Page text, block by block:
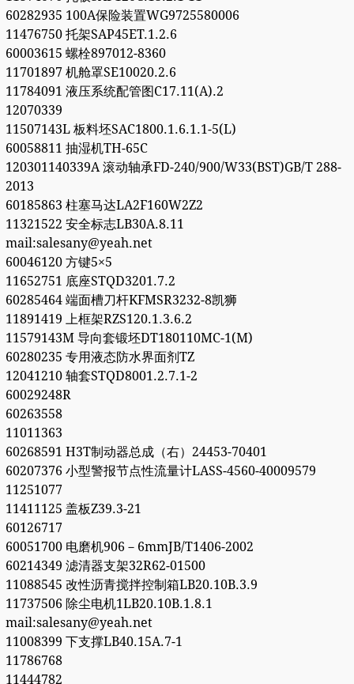
60282935 100A保险装置WG9725580006
11476750 托架SAP45ET.1.2.6
60003615 螺栓897012-8360
11701897 机舱罩SE10020.2.6
11784091 液压系统配管图C17.11(A).2
12070339
11507143L 板料坯SAC1800.1.6.1.1-5(L)
60058811 抽湿机TH-65C
120301140339A 滚动轴承FD-240/900/W33(BST)GB/T 288-
2013
60185863 柱塞马达LA2F160W2Z2
11321522 安全标志LB30A.8.11
mail:salesany@yeah.net
60046120 方键5×5
11652751 底座STQD3201.7.2
60285464 端面槽刀杆KFMSR3232-8凯狮
11891419 上框架RZS120.1.3.6.2
11579143M 导向套锻坯DT180110MC-1(M)
60280235 专用液态防水界面剂TZ
12041210 轴套STQD8001.2.7.1-2
60029248R
60263558
11011363
60268591 H3T制动器总成（右）24453-70401
60207376 小型警报节点性流量计LASS-4560-40009579
11251077
11411125 盖板Z39.3-21
60126717
60051700 电磨机906－6mmJB/T1406-2002
60214349 滤清器支架32R62-01500
11088545 改性沥青搅拌控制箱LB20.10B.3.9
11737506 除尘电机1LB20.10B.1.8.1
mail:salesany@yeah.net
11008399 下支撑LB40.15A.7-1
11786768
11444782